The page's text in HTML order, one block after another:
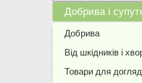
Добрива і
Добрива
Від шкідників і
Товари для